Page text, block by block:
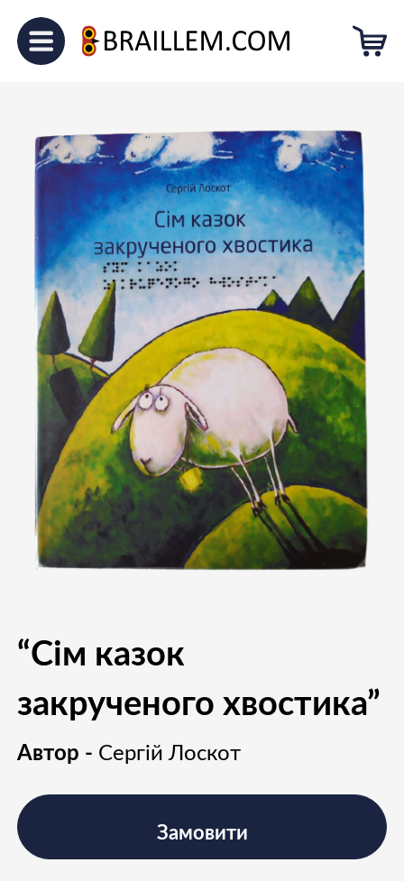
Головна Для малечі
“Сім казок
закрученого хвостика”
“Сім казок
закрученого хвостика”
Автор - Сергій Лоскот
Замовити